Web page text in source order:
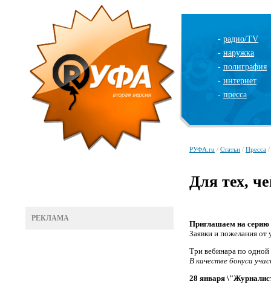
- радио/TV
- наружка
- полиграфия
- интернет
- пресса
РЕКЛАМА
РУФА.ru / Статьи / Пресса /
Для тех,
Приглашаем на серию
Заявки и пожелания от
Три вебинара по
В качестве бонуса
28 января